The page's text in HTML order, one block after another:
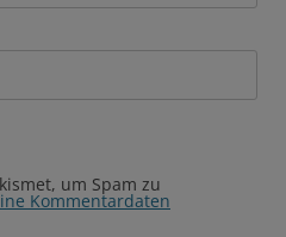
um Spam zu
Kommentardaten